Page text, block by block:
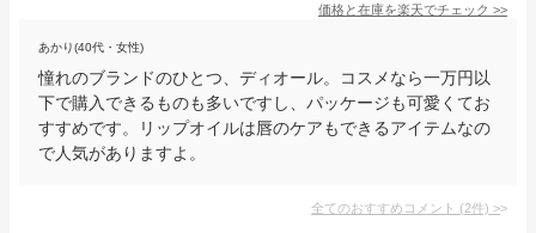
価格と在庫を楽天でチェック >>
あかり(40代・女性)
憧れのブランドのひとつ、ディオール。コスメなら一万円以
下で購入できるものも多いですし、パッケージも可愛くてお
すすめです。リップオイルは唇のケアもできるアイテムなの
で人気がありますよ。
全てのおすすめコメント (2件) >